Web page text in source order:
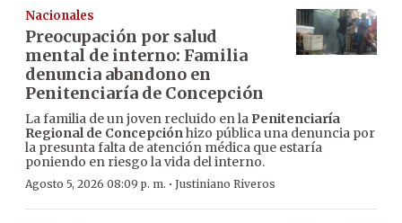
Nacionales
Preocupación por salud
mental de interno: Familia
denuncia abandono en
Penitenciaría de Concepción
La familia de un joven recluido en la Penitenciaría
Regional de Concepciónhizo pública una denuncia por
la presunta falta de atención médica que estaría
poniendo en riesgo la vida del interno.
Agosto 5, 2026 08:09 p. m. · Justiniano Riveros